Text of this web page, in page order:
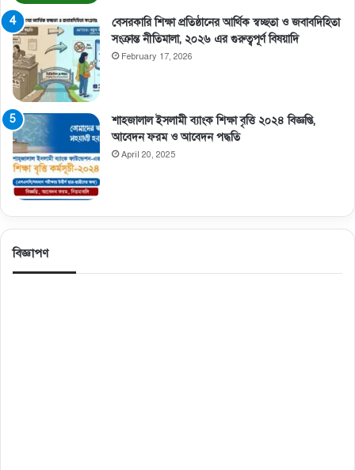
বেসরকারি শিক্ষা প্রতিষ্ঠানের আর্থিক স্বচ্ছতা ও জবাবদিহিতা
সংক্রান্ত নীতিমালা, ২০২৬ এর গুরুত্বপূর্ণ বিষয়াদি
February 17, 2026
শাহজালাল ইসলামী ব্যাংক শিক্ষা বৃত্তি ২০২৪ বিজ্ঞপ্তি,
আবেদন ফরম ও আবেদন পদ্ধতি
April 20, 2025
বিজ্ঞাপণ